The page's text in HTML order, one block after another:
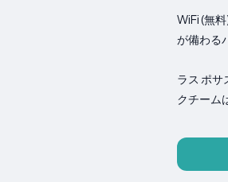
WiFi (無
が備わる
ラス ポ
クチーム